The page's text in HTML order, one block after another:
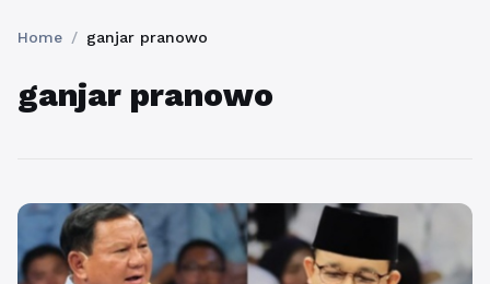
Home / ganjar pranowo
ganjar pranowo